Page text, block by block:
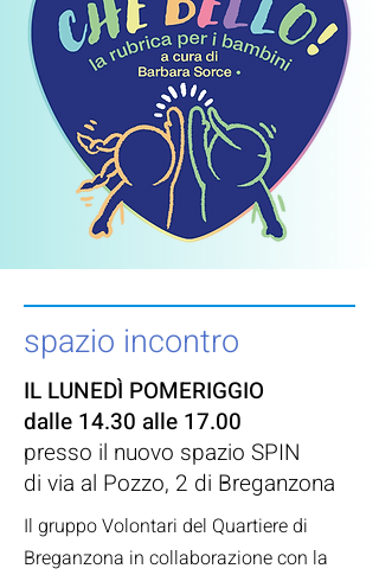
spazio incontro
IL LUNEDÌ POMERIGGIO
dalle 14.30 alle 17.00
presso il nuovo spazio SPIN
di via al Pozzo, 2 di Breganzona
Il gruppo Volontari del Quartiere di
Breganzona⁣ in collaborazione con la